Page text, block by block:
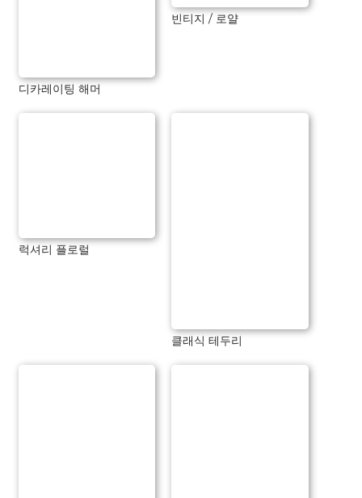
디카레이팅 해머
빈티지 / 로얄
럭셔리 플로럴
클래식 테두리